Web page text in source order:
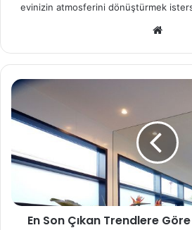
evinizin atmosferini dönüştürmek
sit
esi
En Son Çıkan Trendlere